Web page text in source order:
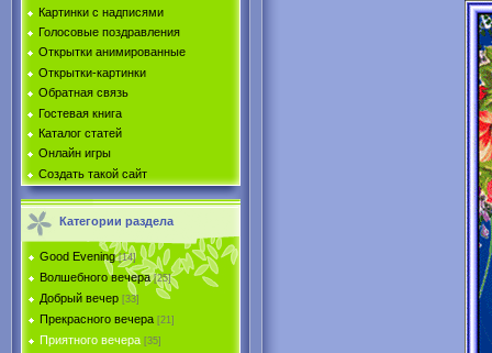
Картинки с надписями
Голосовые поздравления
Открытки анимированные
Открытки-картинки
Обратная связь
Гостевая книга
Каталог статей
Онлайн игры
Создать такой сайт
Категории раздела
Good Evening [14]
Волшебного вечера [25]
Добрый вечер [33]
Прекрасного вечера [21]
Приятного вечера [35]